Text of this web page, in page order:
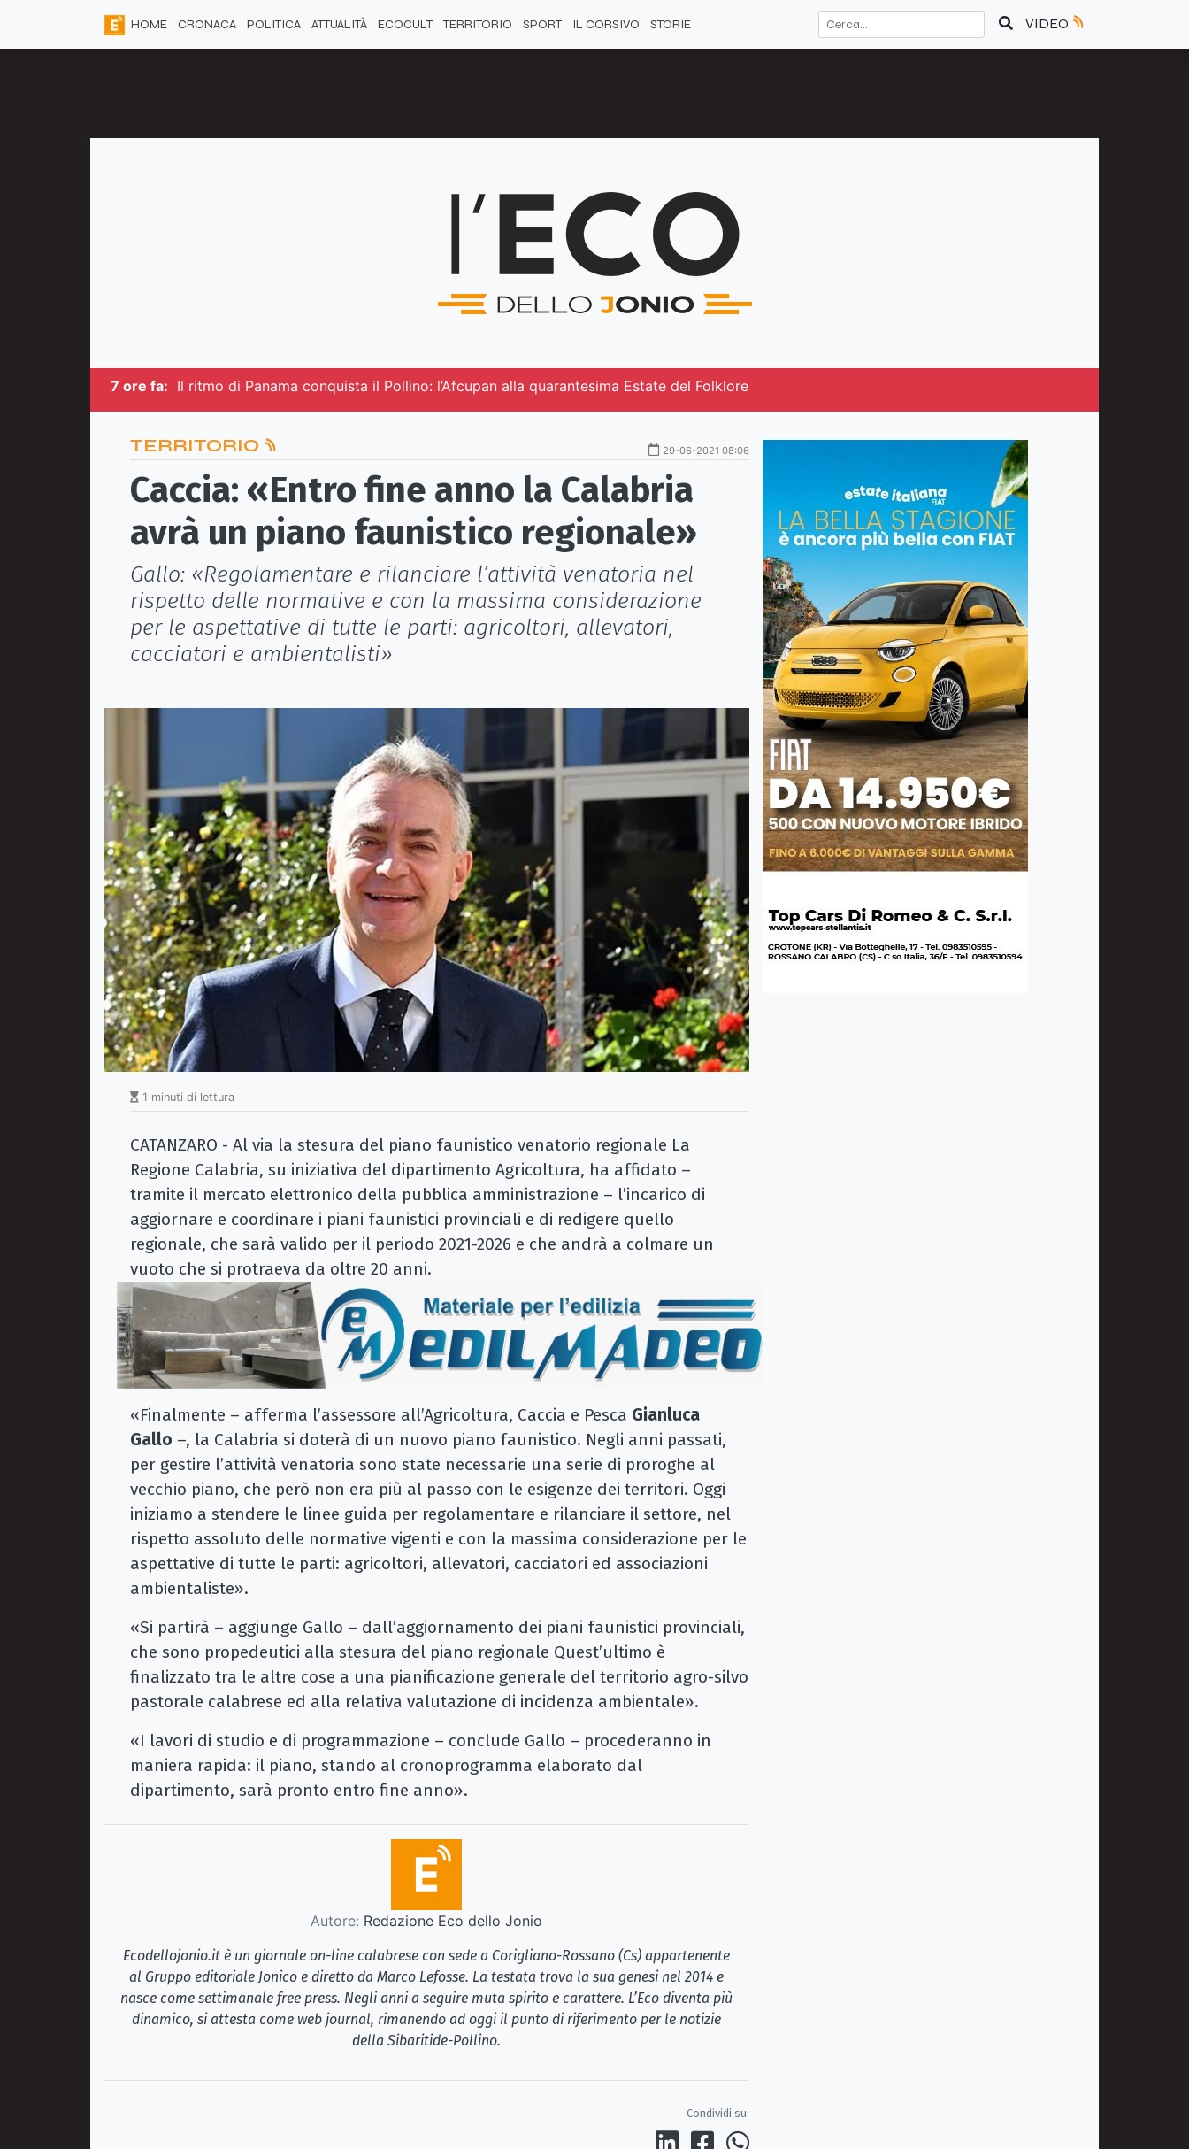
HOME CRONACA POLITICA ATTUALITÀ ECOCULT TERRITORIO SPORT IL CORSIVO STORIE VIDEO
7 ore fa: Il ritmo di Panama conquista il Pollino: l’Afcupan alla quarantesima Estate del Folklore
TERRITORIO 29-06-2021 08:06
Caccia: «Entro fine anno la Calabria
avrà un piano faunistico regionale»
Gallo: «Regolamentare e rilanciare l’attività venatoria nel
rispetto delle normative e con la massima considerazione
per le aspettative di tutte le parti: agricoltori, allevatori,
cacciatori e ambientalisti»
1 minuti di lettura
CATANZARO - Al via la stesura del piano faunistico venatorio regionale La
Regione Calabria, su iniziativa del dipartimento Agricoltura, ha affidato –
tramite il mercato elettronico della pubblica amministrazione – l’incarico di
aggiornare e coordinare i piani faunistici provinciali e di redigere quello
regionale, che sarà valido per il periodo 2021-2026 e che andrà a colmare un
vuoto che si protraeva da oltre 20 anni.
«Finalmente – afferma l’assessore all’Agricoltura, Caccia e Pesca Gianluca
Gallo –, la Calabria si doterà di un nuovo piano faunistico. Negli anni passati,
per gestire l’attività venatoria sono state necessarie una serie di proroghe al
vecchio piano, che però non era più al passo con le esigenze dei territori. Oggi
iniziamo a stendere le linee guida per regolamentare e rilanciare il settore, nel
rispetto assoluto delle normative vigenti e con la massima considerazione per le
aspettative di tutte le parti: agricoltori, allevatori, cacciatori ed associazioni
ambientaliste».
«Si partirà – aggiunge Gallo – dall’aggiornamento dei piani faunistici provinciali,
che sono propedeutici alla stesura del piano regionale Quest’ultimo è
finalizzato tra le altre cose a una pianificazione generale del territorio agro-silvo
pastorale calabrese ed alla relativa valutazione di incidenza ambientale».
«I lavori di studio e di programmazione – conclude Gallo – procederanno in
maniera rapida: il piano, stando al cronoprogramma elaborato dal
dipartimento, sarà pronto entro fine anno».
Autore: Redazione Eco dello Jonio
Ecodellojonio.it è un giornale on-line calabrese con sede a Corigliano-Rossano (Cs) appartenente
al Gruppo editoriale Jonico e diretto da Marco Lefosse. La testata trova la sua genesi nel 2014 e
nasce come settimanale free press. Negli anni a seguire muta spirito e carattere. L’Eco diventa più
dinamico, si attesta come web journal, rimanendo ad oggi il punto di riferimento per le notizie
della Sibaritide-Pollino.
Condividi su: